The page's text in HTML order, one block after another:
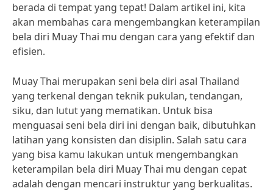
berada di tempat yang tepat! Dalam artikel ini, kita
akan membahas cara mengembangkan keterampilan
bela diri Muay Thai mu dengan cara yang efektif dan
efisien.
Muay Thai merupakan seni bela diri asal Thailand
yang terkenal dengan teknik pukulan, tendangan,
siku, dan lutut yang mematikan. Untuk bisa
menguasai seni bela diri ini dengan baik, dibutuhkan
latihan yang konsisten dan disiplin. Salah satu cara
yang bisa kamu lakukan untuk mengembangkan
keterampilan bela diri Muay Thai mu dengan cepat
adalah dengan mencari instruktur yang berkualitas.